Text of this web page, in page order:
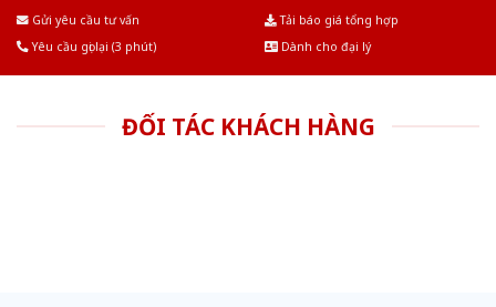
Gửi yêu cầu tư vấn
Tải báo giá tổng hợp
Yêu cầu gọi lại (3 phút)
Dành cho đại lý
ĐỐI TÁC KHÁCH HÀNG